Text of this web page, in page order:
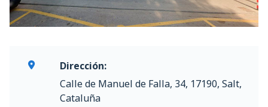
Dirección:
Calle de Manuel de Falla, 34, 17190, Salt,
Cataluña